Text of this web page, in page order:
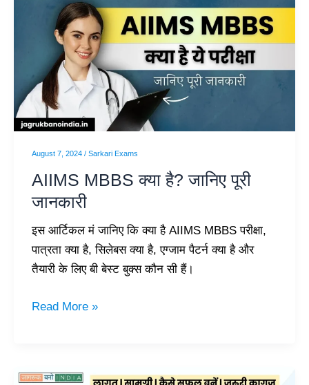
August 7, 2024 / Sarkari Exams
AIIMS MBBS क्या है? जानिए पूरी
जानकारी
इस आर्टिकल मं जानिए कि क्या है AIIMS MBBS परीक्षा,
पात्रता क्या है, सिलेबस क्या है, एग्जाम पैटर्न क्या है और
तैयारी के लिए बी बेस्ट बुक्स कौन सी हैं।
MBBS
जानिए
पूरी
जानकारी
Read More »
[100%